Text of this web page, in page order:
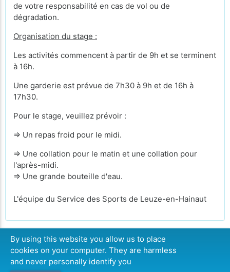
de votre responsabilité en cas de vol ou de
dégradation.
Organisation du stage :
Les activités commencent à partir de 9h et se terminent
à 16h.
Une garderie est prévue de 7h30 à 9h et de 16h à
17h30.
Pour le stage, veuillez prévoir :
⇒ Un repas froid pour le midi.
⇒ Une collation pour le matin et une collation pour
l'après-midi.
⇒ Une grande bouteille d'eau.
L'équipe du Service des Sports de Leuze-en-Hainaut
CONTINUER
By using this website you allow us to place
cookies on your computer. They are harmless
and never personally identify you